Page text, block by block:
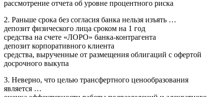
рассмотрение отчета об уровне процентного риска
2. Раньше срока без согласия банка нельзя изъять …
депозит физического лица сроком на 1 год
средства на счете «ЛОРО» банка-контрагента
депозит корпоративного клиента
средства, вырученные от размещения облигаций с офертой
досрочного выкупа
3. Неверно, что целью трансфертного ценообразования
является …